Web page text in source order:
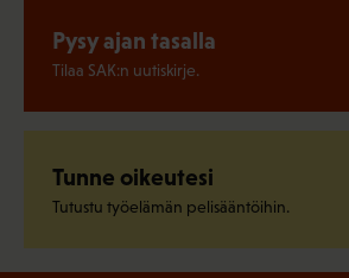
Pysy ajan tasalla
Tilaa SAK:n uutiskirje.
Tunne oikeutesi
Tutustu työelämän pelisääntöihin.